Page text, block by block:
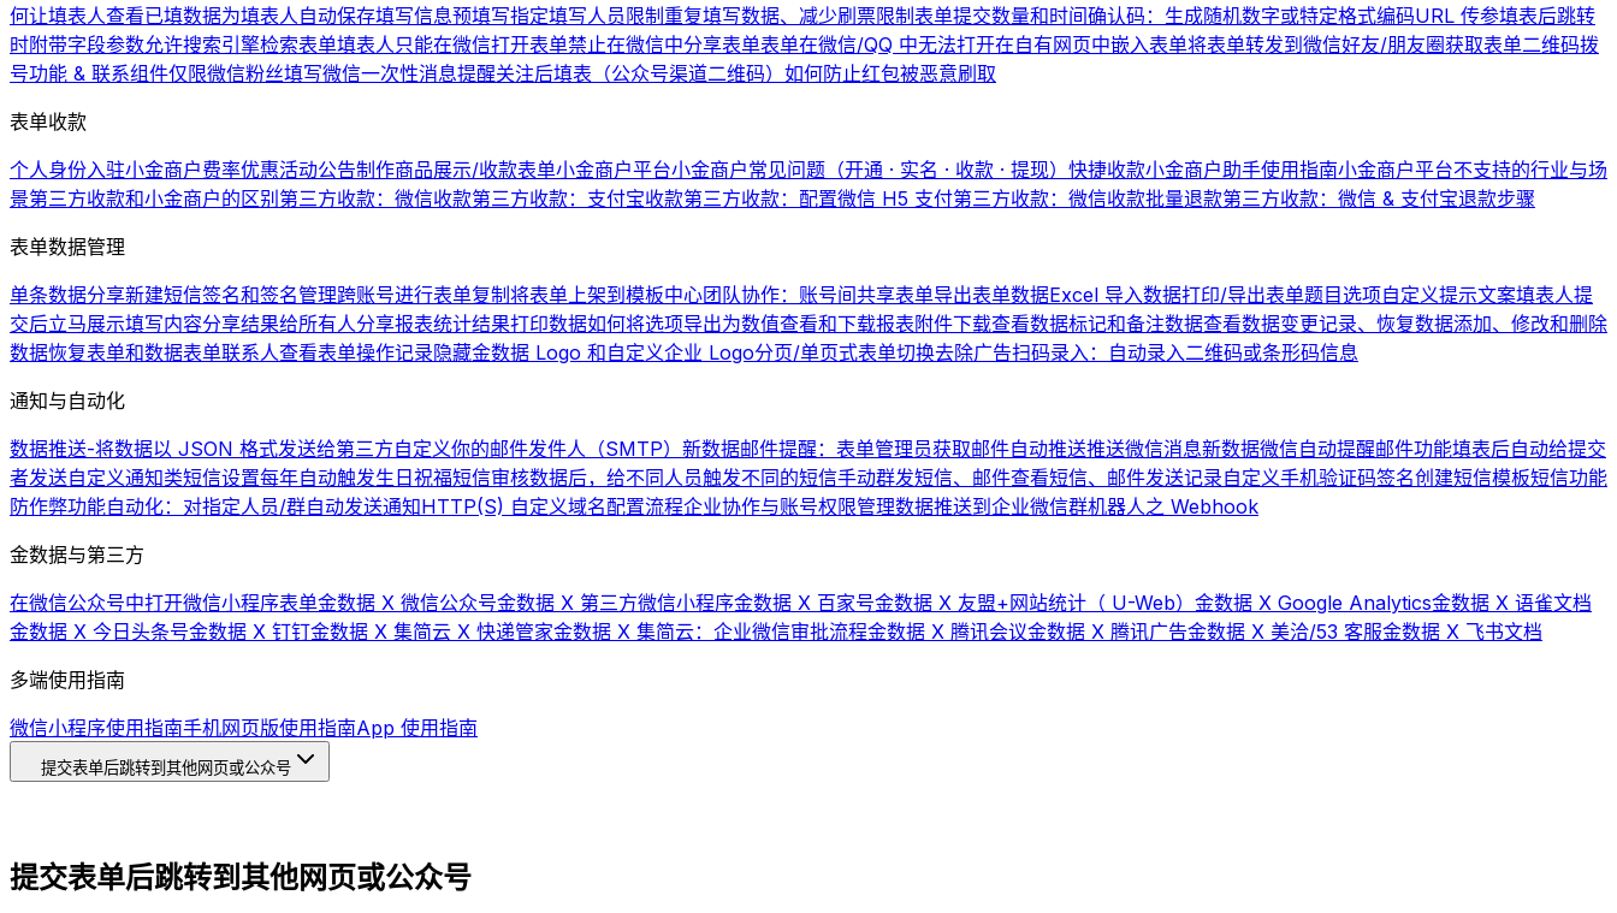
何让填表人查看已填数据为填表人自动保存填写信息预填写指定填写人员 限制重复填写数据、减少刷票限制表单提交数量和时间确认码：生成随机数字或特定格式编码URL 传参填表后跳转
时附带字段参数允许搜索引擎检索表单填表人只能在微信打开表单禁止在微信中分享表单表单在微信/QQ 中无法打开在自有网页中嵌入表单将表单转发到微信好友/朋友圈获取表单二维码拨
号功能 & 联系组件仅限微信粉丝填写微信一次性消息提醒关注后填表（公众号渠道二维码） 如何防止红包被恶意刷取
表单收款
个人身份入驻小金商户费率优惠活动公告制作商品展示/收款表单小金商户平台小金商户常见问题（开通 · 实名 · 收款 · 提现） 快捷收款小金商户助手使用指南小金商户平台不支持的行业与场
景第三方收款和小金商户的区别 第三方收款：微信收款第三方收款：支付宝收款第三方收款：配置微信 H5 支付第三方收款：微信收款批量退款第三方收款：微信 & 支付宝退款步骤
表单数据管理
单条数据分享新建短信签名和签名管理跨账号进行表单复制 将表单上架到模板中心团队协作：账号间共享表单导出表单数据Excel 导入数据打印/导出表单题目选项自定义提示文案填表人提
交后立马展示填写内容分享结果给所有人分享报表统计结果打印数据如何将选项导出为数值查看和下载报表附件下载查看数据标记和备注数据查看数据变更记录、恢复数据添加、修改和删除
数据恢复表单和数据表单联系人查看表单操作记录隐藏金数据 Logo 和自定义企业 Logo分页/单页式表单切换去除广告扫码录入：自动录入二维码或条形码信息
通知与自动化
数据推送-将数据以 JSON 格式发送给第三方自定义你的邮件发件人（SMTP） 新数据邮件提醒：表单管理员获取邮件自动推送推送微信消息新数据微信自动提醒邮件功能填表后自动给提交
者发送自定义通知类短信设置每年自动触发生日祝福短信审核数据后，给不同人员触发不同的短信手动群发短信、邮件查看短信、邮件发送记录自定义手机验证码签名创建短信模板短信功能
防作弊功能自动化：对指定人员/群自动发送通知HTTP(S) 自定义域名配置流程企业协作与账号权限管理数据推送到企业微信群机器人之 Webhook
金数据与第三方
在微信公众号中打开微信小程序表单金数据 X 微信公众号金数据 X 第三方微信小程序金数据 X 百家号金数据 X 友盟+网站统计（ U-Web） 金数据 X Google Analytics金数据 X 语雀文档
金数据 X 今日头条号金数据 X 钉钉金数据 X 集简云 X 快递管家金数据 X 集简云：企业微信审批流程金数据 X 腾讯会议金数据 X 腾讯广告金数据 X 美洽/53 客服金数据 X 飞书文档
多端使用指南
微信小程序使用指南手机网页版使用指南App 使用指南
提交表单后跳转到其他网页或公众号
提交表单后跳转到其他网页或公众号